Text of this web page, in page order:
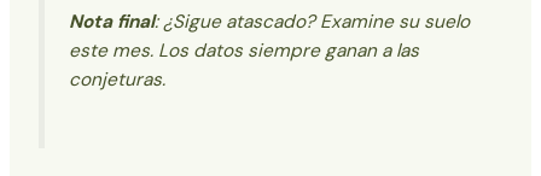
Nota final: ¿Sigue atascado? Examine su suelo
este mes. Los datos siempre ganan a las
conjeturas.